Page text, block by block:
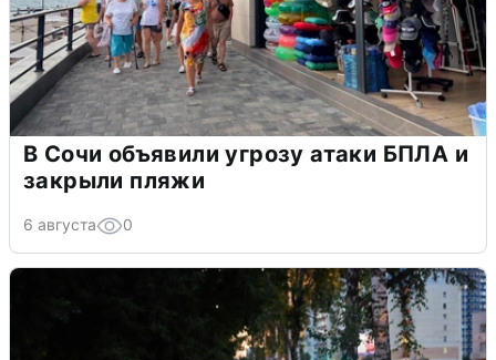
В Сочи объявили угрозу атаки БПЛА и
закрыли пляжи
6 августа 0